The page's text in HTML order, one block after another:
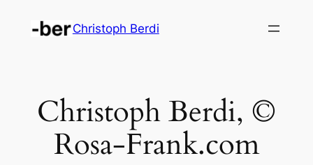
Inhalt
Christoph Berdi
Christoph Berdi, ©
Rosa-Frank.com